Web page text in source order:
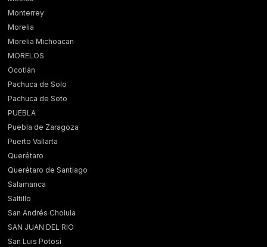
Monterrey
Morelia
Morelia Michoacan
MORELOS
Ocotlán
Pachuca de Solo
Pachuca de Soto
PUEBLA
Puebla de Zaragoza
Puerto Vallarta
Querétaro
Querétaro de Santiago
Salamanca
Saltillo
San Andrés Cholula
SAN JUAN DEL RIO
San Luis Potosí